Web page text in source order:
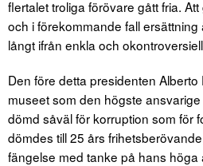
flertalet troliga förövare gått fria.
och i förekommande fall
långt ifrån enkla och
Den före detta presidenten Alberto
museet som den högste
dömd såväl för korruption som för
dömdes till 25 års
fängelse med tanke på hans höga